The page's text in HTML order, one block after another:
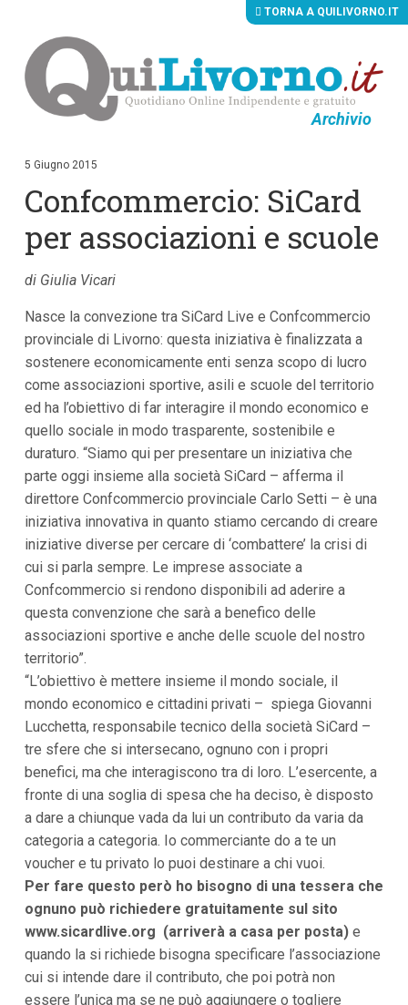
Archivio
i
c
n
t
n
t
p
r
n
c
p
a
i
V
a
a
l
e
n
ù
P
r
n
c
p
a
l
e
V
i
i
f
o
n
o
TORNA A QUILIVORNO.IT
5 Giugno 2015
Confcommercio: SiCard
per associazioni e scuole
di Giulia Vicari
Nasce la convezione tra SiCard Live e Confcommercio
provinciale di Livorno: questa iniziativa è finalizzata a
sostenere economicamente enti senza scopo di lucro
come associazioni sportive, asili e scuole del territorio
ed ha l’obiettivo di far interagire il mondo economico e
quello sociale in modo trasparente, sostenibile e
duraturo. “Siamo qui per presentare un iniziativa che
parte oggi insieme alla società SiCard – afferma il
direttore Confcommercio provinciale Carlo Setti – è una
iniziativa innovativa in quanto stiamo cercando di creare
iniziative diverse per cercare di ‘combattere’ la crisi di
cui si parla sempre. Le imprese associate a
Confcommercio si rendono disponibili ad aderire a
questa convenzione che sarà a benefico delle
associazioni sportive e anche delle scuole del nostro
territorio”.
“L’obiettivo è mettere insieme il mondo sociale, il
mondo economico e cittadini privati – spiega Giovanni
Lucchetta, responsabile tecnico della società SiCard –
tre sfere che si intersecano, ognuno con i propri
benefici, ma che interagiscono tra di loro. L’esercente, a
fronte di una soglia di spesa che ha deciso, è disposto
a dare a chiunque vada da lui un contributo da varia da
categoria a categoria. Io commerciante do a te un
voucher e tu privato lo puoi destinare a chi vuoi.
Per fare questo però ho bisogno di una tessera che
ognuno può richiedere gratuitamente sul sito
www.sicardlive.org (arriverà a casa per posta)e
quando la si richiede bisogna specificare l’associazione
cui si intende dare il contributo, che poi potrà non
essere l’unica ma se ne può aggiungere o togliere